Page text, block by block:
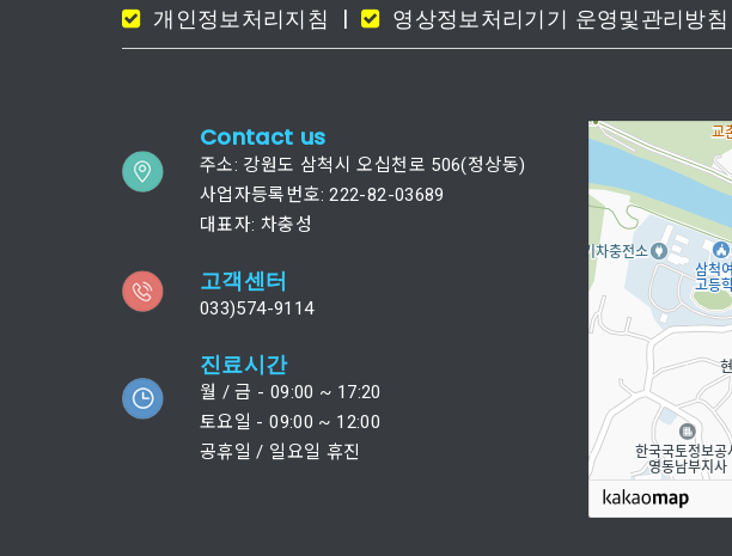
개인정보처리지침 | 영상정보처리기기 운영및관리방침
Contact us
주소: 강원도 삼척시 오십천로 506(정상동)
사업자등록번호: 222-82-03689
대표자: 차충성
고객센터
033)574-9114
진료시간
월 / 금 - 09:00 ~ 17:20
토요일 - 09:00 ~ 12:00
공휴일 / 일요일 휴진